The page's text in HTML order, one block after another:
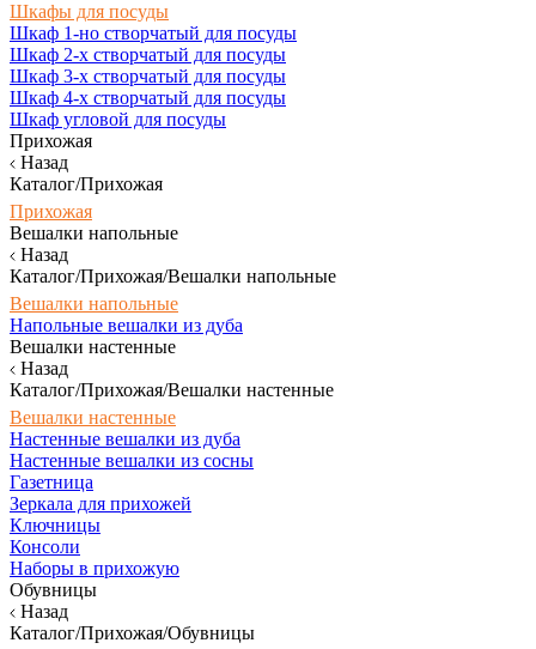
Шкафы для посуды
Шкаф 1-но створчатый для посуды
Шкаф 2-х створчатый для посуды
Шкаф 3-х створчатый для посуды
Шкаф 4-х створчатый для посуды
Шкаф угловой для посуды
Прихожая
Назад
Каталог/Прихожая
Прихожая
Вешалки напольные
Назад
Каталог/Прихожая/Вешалки напольные
Вешалки напольные
Напольные вешалки из дуба
Вешалки настенные
Назад
Каталог/Прихожая/Вешалки настенные
Вешалки настенные
Настенные вешалки из дуба
Настенные вешалки из сосны
Газетница
Зеркала для прихожей
Ключницы
Консоли
Наборы в прихожую
Обувницы
Назад
Каталог/Прихожая/Обувницы